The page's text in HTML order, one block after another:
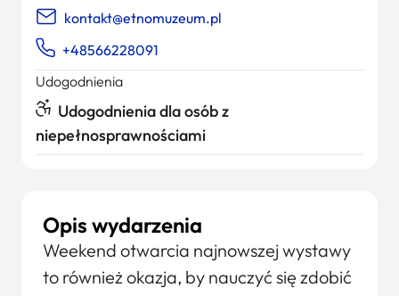
Opis wydarzenia
Weekend otwarcia najnowszej wystawy
to również okazja, by nauczyć się zdobić
kontakt@etnomuzeum.pl
+48566228091
Udogodnienia
Udogodnienia dla osób z
niepełnosprawnościami